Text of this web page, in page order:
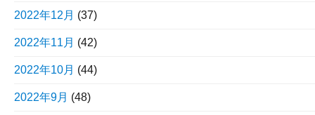
2022年12月 (37)
2022年11月 (42)
2022年10月 (44)
2022年9月 (48)